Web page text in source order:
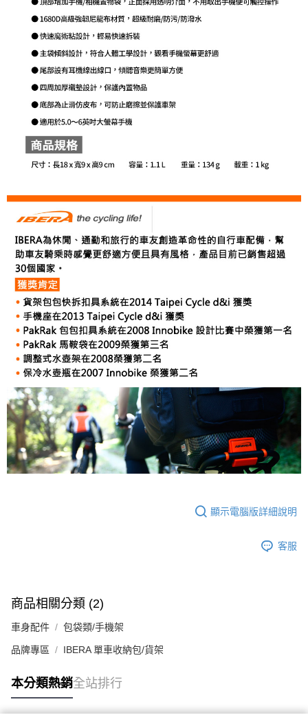
顯示電腦版詳細說明
客服
商品相關分類 (2)
車身配件 包袋類/手機架
品牌專區 IBERA 單車收納包/貨架
本分類熱銷全站排行